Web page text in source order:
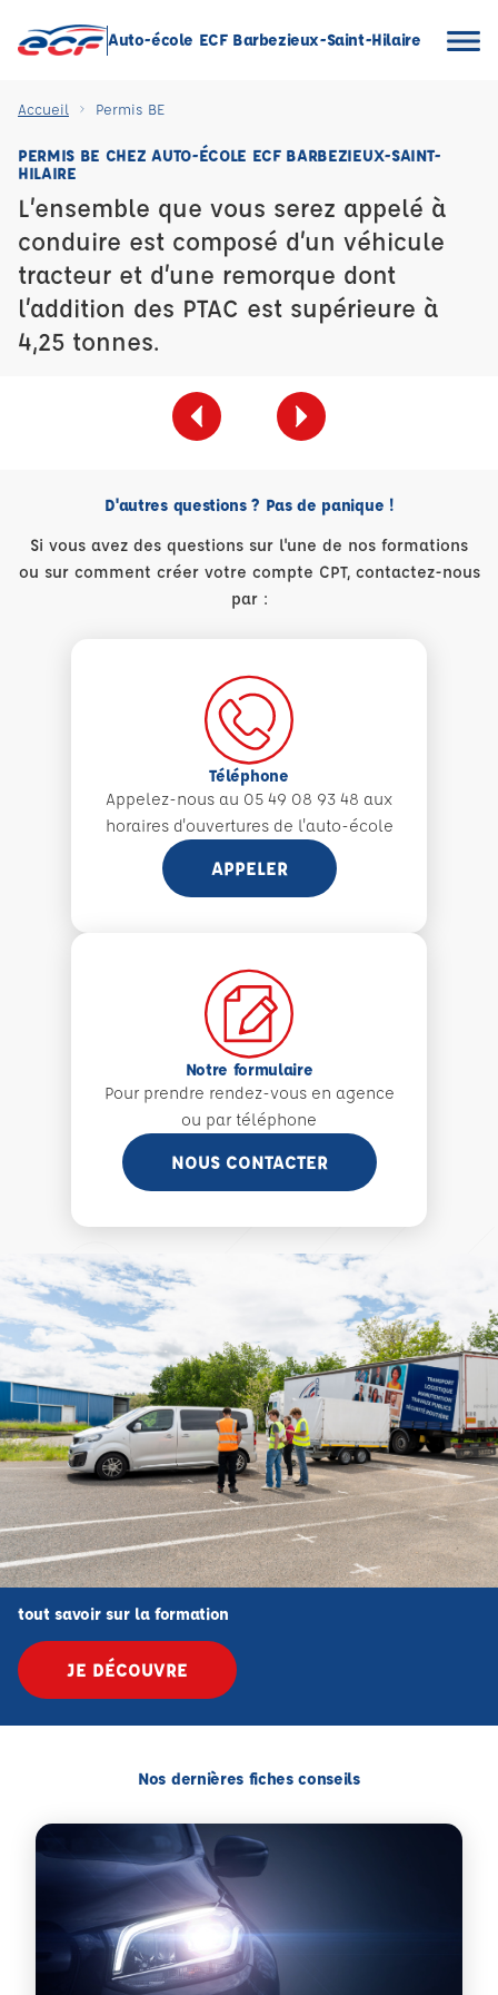
Auto-école ECF Barbezieux-Saint-Hilaire
Accueil Permis BE
PERMIS BE CHEZ AUTO-ÉCOLE ECF BARBEZIEUX-SAINT-
HILAIRE
L’ensemble que vous serez appelé à
conduire est composé d’un véhicule
tracteur et d’une remorque dont
l’addition des PTAC est supérieure à
4,25 tonnes.
D'autres questions ? Pas de panique !
Si vous avez des questions sur l'une de nos formations
ou sur comment créer votre compte CPT, contactez-nous
par :
Téléphone
Appelez-nous au 05 49 08 93 48 aux
horaires d'ouvertures de l'auto-école
APPELER
Notre formulaire
Pour prendre rendez-vous en agence
ou par téléphone
NOUS CONTACTER
tout savoir sur la formation
JE DÉCOUVRE
Nos dernières fiches conseils